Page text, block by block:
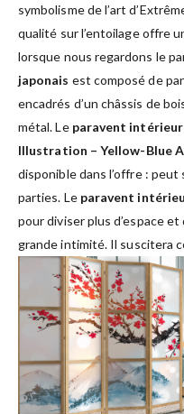
symbolisme de l’art
qualité sur l’entoilage offre
lorsque nous regardons le
japonais est composé de
encadrés d’un châssis de
métal. Le paravent intérieur
Illustration – Yellow-Blue
disponible dans l’offre :
parties. Le paravent
pour diviser plus d’espace et
grande intimité. Il suscitera